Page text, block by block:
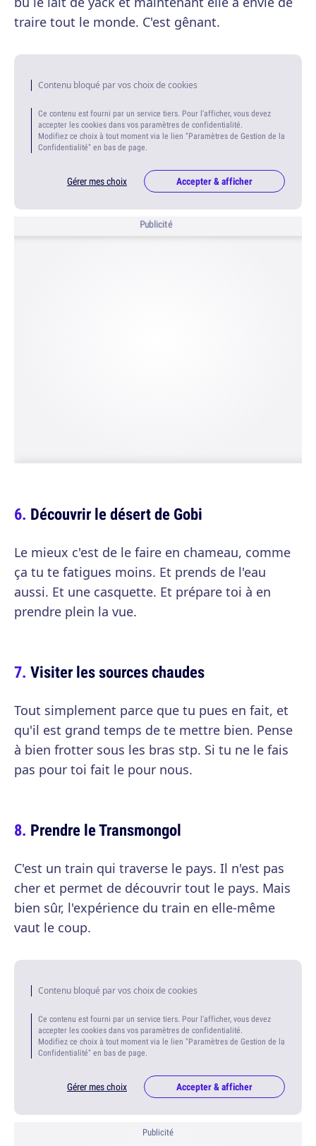
traire tout le monde. C'est gênant.
Contenu bloqué par vos choix de cookies
Ce contenu est fourni par un service tiers. Pour l'afficher, vous devez
accepter les cookies dans vos paramètres de confidentialité.
Modifiez ce choix à tout moment via le lien "Paramètres de Gestion de la
Confidentialité" en bas de page.
Gérer mes choix Accepter & afficher
Publicité
Découvrir le désert de Gobi
Le mieux c'est de le faire en chameau, comme
ça tu te fatigues moins. Et prends de l'eau
aussi. Et une casquette. Et prépare toi à en
prendre plein la vue.
Visiter les sources chaudes
Tout simplement parce que tu pues en fait, et
qu'il est grand temps de te mettre bien. Pense
à bien frotter sous les bras stp. Si tu ne le fais
pas pour toi fait le pour nous.
Prendre le Transmongol
C'est un train qui traverse le pays. Il n'est pas
cher et permet de découvrir tout le pays. Mais
bien sûr, l'expérience du train en elle-même
vaut le coup.
Contenu bloqué par vos choix de cookies
Ce contenu est fourni par un service tiers. Pour l'afficher, vous devez
accepter les cookies dans vos paramètres de confidentialité.
Modifiez ce choix à tout moment via le lien "Paramètres de Gestion de la
Confidentialité" en bas de page.
Gérer mes choix Accepter & afficher
Publicité